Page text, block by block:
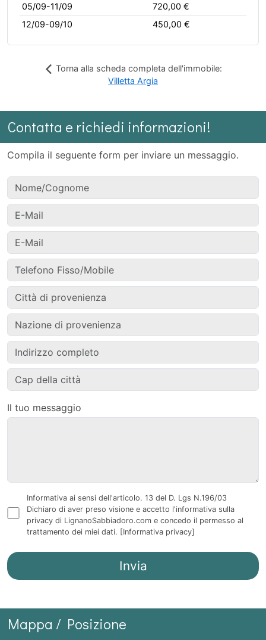
05/09-11/09
720,00 €
12/09-09/10
450,00 €
Torna alla scheda completa dell'immobile:
Villetta Argia
Contatta e richiedi informazioni!
Compila il seguente form per inviare un messaggio.
Il tuo messaggio
Informativa ai sensi dell'articolo. 13 del D. Lgs N.196/03
Dichiaro di aver preso visione e accetto l'informativa sulla
privacy di LignanoSabbiadoro.com e concedo il permesso al
trattamento dei miei dati. [Informativa privacy]
Mappa / Posizione